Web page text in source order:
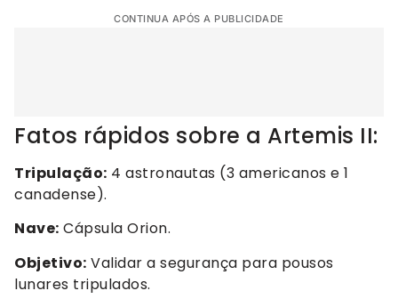
CONTINUA APÓS A PUBLICIDADE
Fatos rápidos sobre a Artemis II:
Tripulação: 4 astronautas (3 americanos e 1
canadense).
Nave: Cápsula Orion.
Objetivo: Validar a segurança para pousos
lunares tripulados.